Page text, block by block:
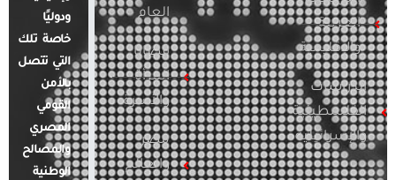
العربية
والإقليمية
الدراسات
الفلسطينية
والإسرائيلية
العام
قضايا
المرأة
والأسرة
مصر
والعالم
ودوليًا
خاصة تلك
التي تتصل
بالأمن
القومي
المصري
والمصالح
الوطنية